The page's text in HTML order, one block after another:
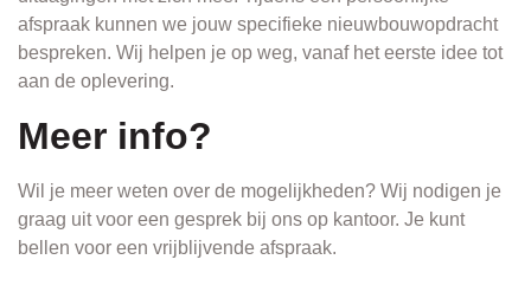
afspraak kunnen we jouw specifieke nieuwbouwopdracht
bespreken. Wij helpen je op weg, vanaf het eerste idee tot
aan de oplevering.
Meer info?
Wil je meer weten over de mogelijkheden? Wij nodigen je
graag uit voor een gesprek bij ons op kantoor. Je kunt
bellen voor een vrijblijvende afspraak.